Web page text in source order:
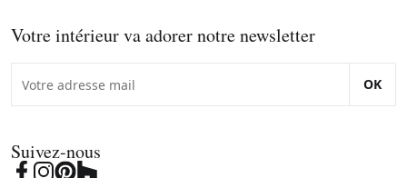
Votre intérieur va adorer notre newsletter
OK
Suivez-nous